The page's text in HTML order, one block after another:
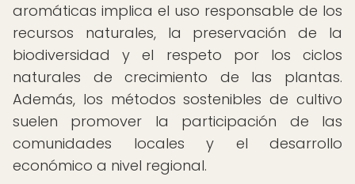
aromáticas implica el uso responsable de los
recursos naturales, la preservación de la
biodiversidad y el respeto por los ciclos
naturales de crecimiento de las plantas.
Además, los métodos sostenibles de cultivo
suelen promover la participación de las
comunidades locales y el desarrollo
económico a nivel regional.